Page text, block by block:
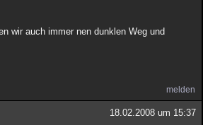
wir auch immer nen dunklen Weg und
melden
18.02.2008 um 15:37